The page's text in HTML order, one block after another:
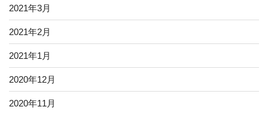
2021年3月
2021年2月
2021年1月
2020年12月
2020年11月